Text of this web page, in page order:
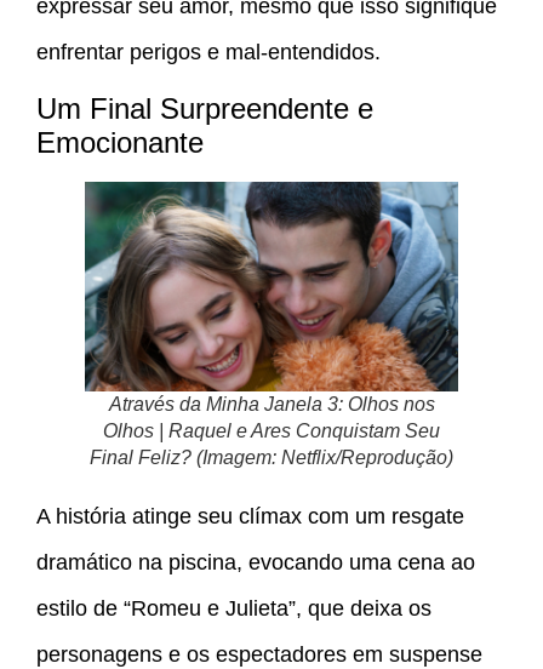
expressar seu amor, mesmo que isso signifique
enfrentar perigos e mal-entendidos.
Um Final Surpreendente e
Emocionante
Através da Minha Janela 3: Olhos nos
Olhos | Raquel e Ares Conquistam Seu
Final Feliz? (Imagem: Netflix/Reprodução)
A história atinge seu clímax com um resgate
dramático na piscina, evocando uma cena ao
estilo de “Romeu e Julieta”, que deixa os
personagens e os espectadores em suspense